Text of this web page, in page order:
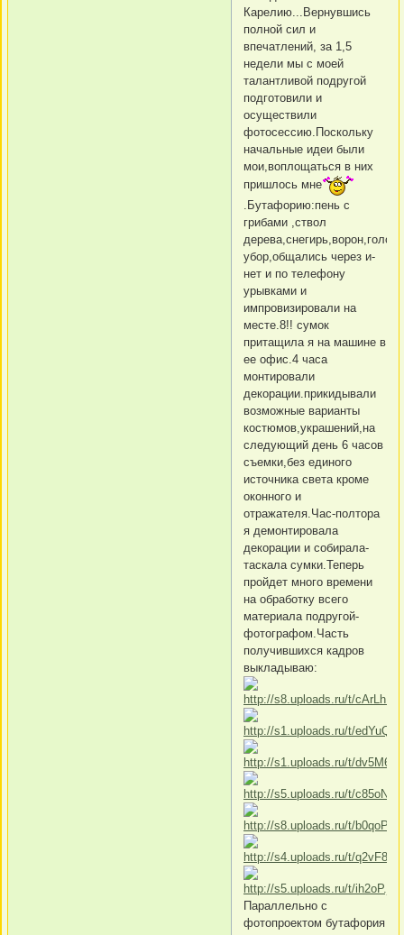
Карелию...Вернувшись
полной сил и
впечатлений, за 1,5
недели мы с моей
талантливой подругой
подготовили и
осуществили
фотосессию.Поскольку
начальные идеи были
мои,воплощаться в них
пришлось мне
.Бутафорию:пень с
грибами ,ствол
убор,общались через и-
нет и по телефону
урывками и
импровизировали на
месте.8!! сумок
притащила я на машине в
ее офис.4 часа
монтировали
декорации.прикидывали
возможные варианты
костюмов,украшений,на
следующий день 6 часов
съемки,без единого
источника света кроме
оконного и
отражателя.Час-полтора
я демонтировала
декорации и собирала-
таскала сумки.Теперь
пройдет много времени
на обработку всего
материала подругой-
фотографом.Часть
получившихся кадров
выкладываю:
Параллельно с
фотопроектом бутафория